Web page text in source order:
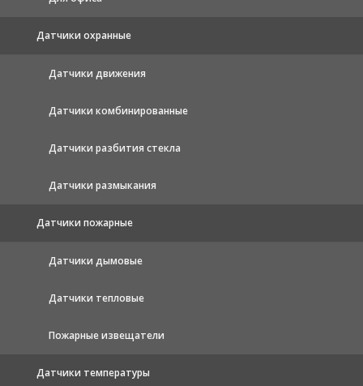
Датчики охранные
Датчики движения
Датчики комбинированные
Датчики разбития стекла
Датчики размыкания
Датчики пожарные
Датчики дымовые
Датчики тепловые
Пожарные извещатели
Датчики температуры